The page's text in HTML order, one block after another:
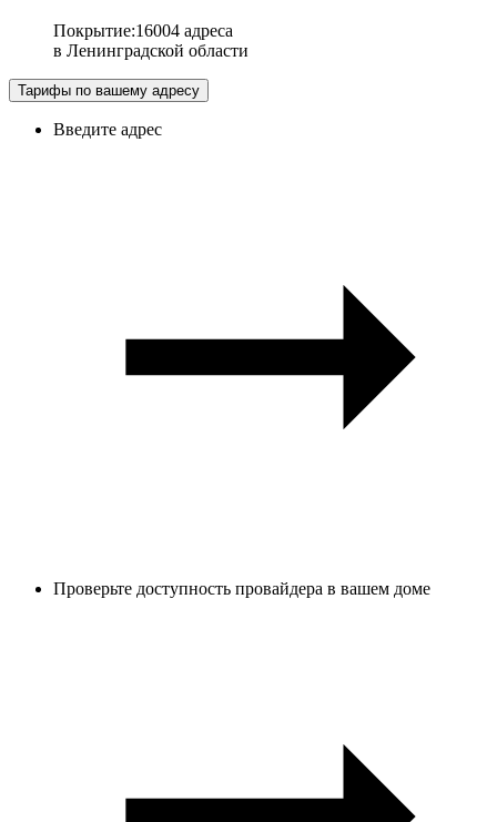
Покрытие:16004 адреса
в Ленинградской области
Тарифы по вашему адресу
Введите адрес
Проверьте доступность провайдера в вашем доме